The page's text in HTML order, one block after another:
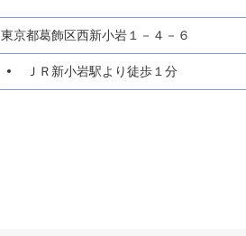
東京都葛飾区西新小岩１－４－６
ＪＲ新小岩駅より徒歩１分